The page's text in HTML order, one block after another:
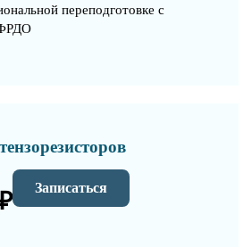
переподготовке с
Записаться